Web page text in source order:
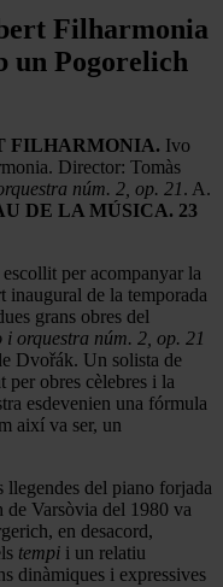
Filharmonia
un Pogorelich
FILHARMONIA. Ivo
Director: Tomàs
núm. 2, op. 21. A.
DE LA MÚSICA. 23
per acompanyar la
inaugural de la temporada
grans obres del
orquestra núm. 2, op. 21
Dvořák. Un solista de
per obres cèlebres i la
esdevenien una fórmula
així va ser, un
llegendes del piano forjada
Varsòvia del 1980 va
en desacord,
tempi i un relatiu
dinàmiques i expressives